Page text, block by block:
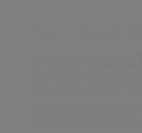
การตลาดออ
ติดอาวุธทำการตลาดออนไ
สร้างรายได้อย่างก้าวกระ
ยังลูกค้ากลุ่มเป้าหมาย สร้า
คุณคุณาพงศ์ เตชวรประเสริ